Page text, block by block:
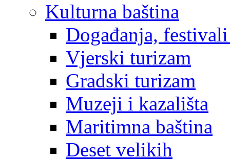
Kulturna baština
Događanja,
Vjerski turizam
Gradski turizam
Muzeji i kazališta
Maritimna baština
Deset velikih